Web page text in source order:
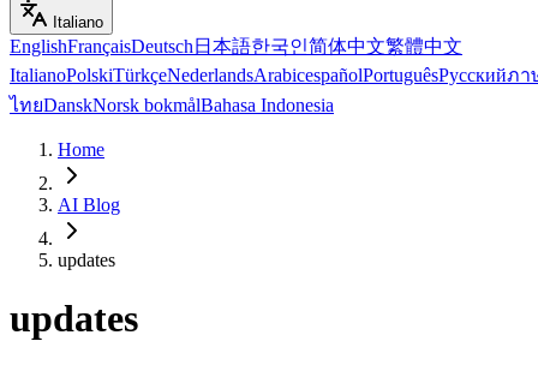
Italiano
EnglishFrançaisDeutsch 日本語한국인简体中文繁體中文
ItalianoPolskiTürkçeNederlandsArabicespañolPortuguêsРусскийภา
ไทยDanskNorsk bokmålBahasa Indonesia
Home
AI Blog
updates
updates